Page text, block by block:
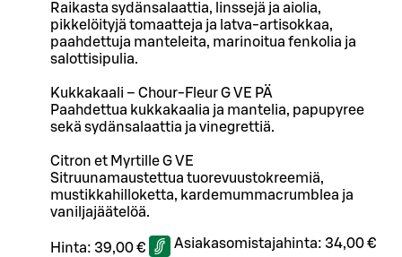
Raikasta sydänsalaattia, linssejä ja aiolia,
pikkelöityjä tomaatteja ja latva-artisokkaa,
paahdettuja manteleita, marinoitua fenkolia ja
salottisipulia.
Kukkakaali – Chour-Fleur G VE PÄ
Paahdettua kukkakaalia ja mantelia, papupyree
sekä sydänsalaattia ja vinegrettiä.
Citron et Myrtille G VE
Sitruunamaustettua tuorevuustokreemiä,
mustikkahilloketta, kardemummacrumblea ja
vaniljajäätelöä.
Hinta: 39,00 € Asiakasomistajahinta: 34,00 €